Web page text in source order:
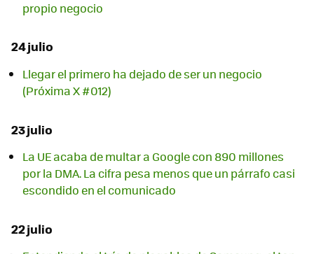
propio negocio
24 julio
Llegar el primero ha dejado de ser un negocio
(Próxima X #012)
23 julio
La UE acaba de multar a Google con 890 millones
por la DMA. La cifra pesa menos que un párrafo casi
escondido en el comunicado
22 julio